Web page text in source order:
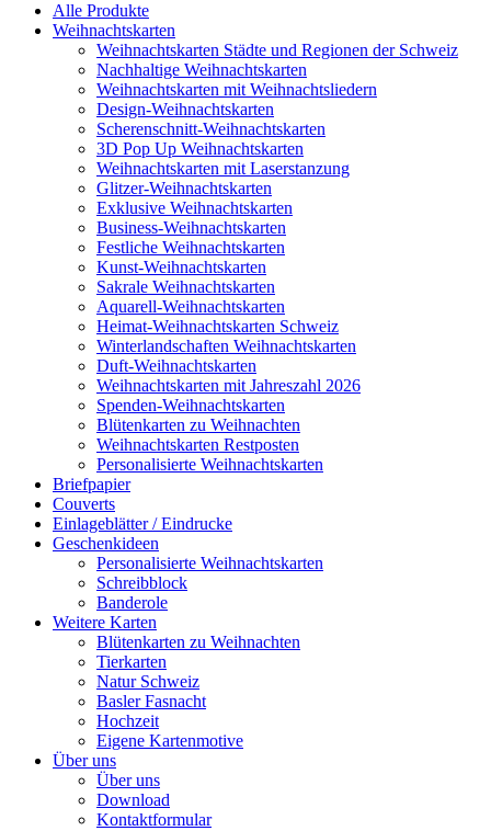
Alle Produkte
Weihnachtskarten
Weihnachtskarten Städte und Regionen der Schweiz
Nachhaltige Weihnachtskarten
Weihnachtskarten mit Weihnachtsliedern
Design-Weihnachtskarten
Scherenschnitt-Weihnachtskarten
3D Pop Up Weihnachtskarten
Weihnachtskarten mit Laserstanzung
Glitzer-Weihnachtskarten
Exklusive Weihnachtskarten
Business-Weihnachtskarten
Festliche Weihnachtskarten
Kunst-Weihnachtskarten
Sakrale Weihnachtskarten
Aquarell-Weihnachtskarten
Heimat-Weihnachtskarten Schweiz
Winterlandschaften Weihnachtskarten
Duft-Weihnachtskarten
Weihnachtskarten mit Jahreszahl 2026
Spenden-Weihnachtskarten
Blütenkarten zu Weihnachten
Weihnachtskarten Restposten
Personalisierte Weihnachtskarten
Briefpapier
Couverts
Einlageblätter / Eindrucke
Geschenkideen
Personalisierte Weihnachtskarten
Schreibblock
Banderole
Weitere Karten
Blütenkarten zu Weihnachten
Tierkarten
Natur Schweiz
Basler Fasnacht
Hochzeit
Eigene Kartenmotive
Über uns
Über uns
Download
Kontaktformular